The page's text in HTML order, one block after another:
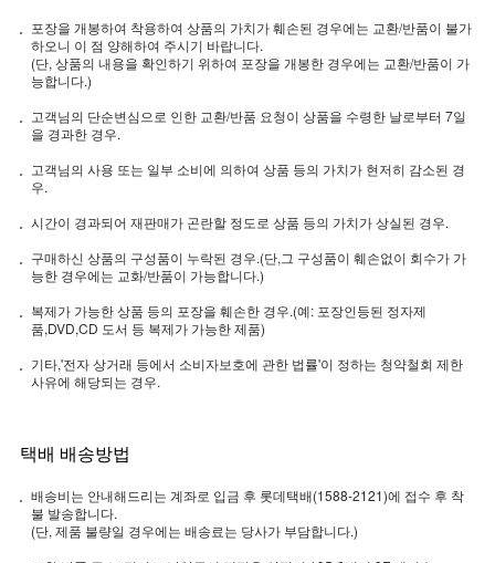
포장을 개봉하여 착용하여 상품의 가치가 훼손된 경우에는 교환/반품이 불가
하오니 이 점 양해하여 주시기 바랍니다.
(단, 상품의 내용을 확인하기 위하여 포장을 개봉한 경우에는 교환/반품이 가
능합니다.)
고객님의 단순변심으로 인한 교환/반품 요청이 상품을 수령한 날로부터 7일
을 경과한 경우.
고객님의 사용 또는 일부 소비에 의하여 상품 등의 가치가 현저히 감소된 경
우.
시간이 경과되어 재판매가 곤란할 정도로 상품 등의 가치가 상실된 경우.
구매하신 상품의 구성품이 누락된 경우.(단,그 구성품이 훼손없이 회수가 가
능한 경우에는 교화/반품이 가능합니다.)
복제가 가능한 상품 등의 포장을 훼손한 경우.(예: 포장인등된 정자제
품,DVD,CD 도서 등 복제가 가능한 제품)
기타,'전자 상거래 등에서 소비자보호에 관한 법률'이 정하는 청약철회 제한
사유에 해당되는 경우.
택배 배송방법
배송비는 안내해드리는 계좌로 입금 후 롯데택배(1588-2121)에 접수 후 착
불 발송합니다.
(단, 제품 불량일 경우에는 배송료는 당사가 부담합니다.)